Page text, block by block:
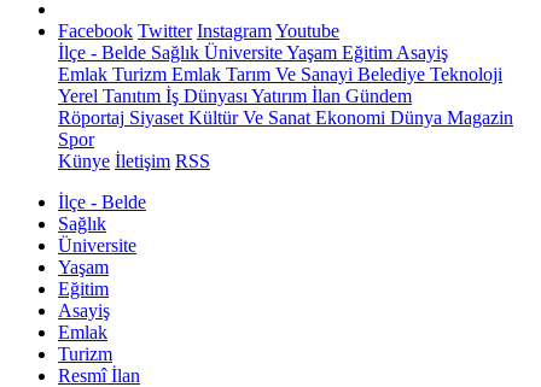
Facebook Twitter InstagramYoutube
İlçe - Belde Sağlık ÜniversiteYaşam Eğitim Asayiş
Emlak Turizm Emlak Tarım Ve Sanayi Belediye Teknoloji
Yerel Tanıtım İş Dünyası Yatırım İlan Gündem
Röportaj Siyaset Kültür Ve Sanat Ekonomi Dünya Magazin
Spor
Künye İletişim RSS
İlçe - Belde
Sağlık
Üniversite
Yaşam
Eğitim
Asayiş
Emlak
Turizm
Resmî İlan